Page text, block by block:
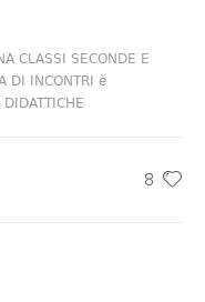
CLASSI SECONDE E
DI INCONTRI è
8